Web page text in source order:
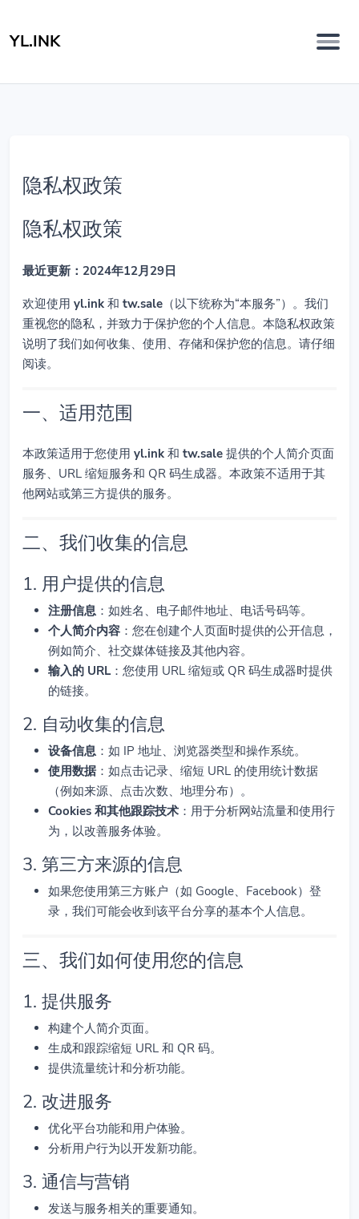
YL.INK
隐私权政策
隐私权政策
最近更新：2024年12月29日
欢迎使用 yl.ink 和 tw.sale （以下统称为“本服务”）。我们
重视您的隐私，并致力于保护您的个人信息。本隐私权政策
说明了我们如何收集、使用、存储和保护您的信息。请仔细
阅读。
一、适用范围
本政策适用于您使用 yl.ink 和 tw.sale 提供的个人简介页面
服务、URL 缩短服务和 QR 码生成器。本政策不适用于其
他网站或第三方提供的服务。
二、我们收集的信息
1. 用户提供的信息
注册信息 ：如姓名、电子邮件地址、电话号码等。
个人简介内容 ：您在创建个人页面时提供的公开信息，
例如简介、社交媒体链接及其他内容。
输入的 URL：您使用 URL 缩短或 QR 码生成器时提供
的链接。
2. 自动收集的信息
设备信息 ：如 IP 地址、浏览器类型和操作系统。
使用数据 ：如点击记录、缩短 URL 的使用统计数据
（例如来源、点击次数、地理分布）。
Cookies 和其他跟踪技术 ：用于分析网站流量和使用行
为，以改善服务体验。
3. 第三方来源的信息
如果您使用第三方账户（如 Google、Facebook）登
录，我们可能会收到该平台分享的基本个人信息。
三、我们如何使用您的信息
1. 提供服务
构建个人简介页面。
生成和跟踪缩短 URL 和 QR 码。
提供流量统计和分析功能。
2. 改进服务
优化平台功能和用户体验。
分析用户行为以开发新功能。
3. 通信与营销
发送与服务相关的重要通知。